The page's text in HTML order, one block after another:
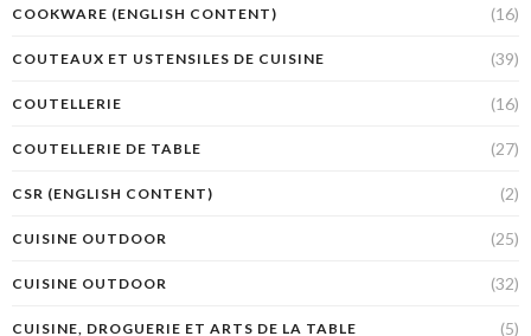
COOKWARE (ENGLISH CONTENT) (16)
COUTEAUX ET USTENSILES DE CUISINE (39)
COUTELLERIE (16)
COUTELLERIE DE TABLE (27)
CSR (ENGLISH CONTENT) (2)
CUISINE OUTDOOR (25)
CUISINE OUTDOOR (32)
CUISINE, DROGUERIE ET ARTS DE LA TABLE (5)